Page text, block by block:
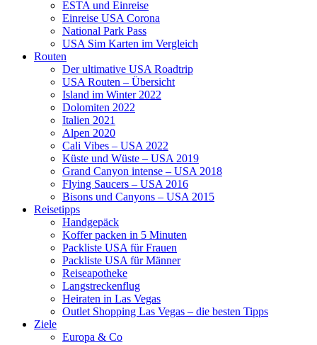
ESTA und Einreise
Einreise USA Corona
National Park Pass
USA Sim Karten im Vergleich
Routen
Der ultimative USA Roadtrip
USA Routen – Übersicht
Island im Winter 2022
Dolomiten 2022
Italien 2021
Alpen 2020
Cali Vibes – USA 2022
Küste und Wüste – USA 2019
Grand Canyon intense – USA 2018
Flying Saucers – USA 2016
Bisons und Canyons – USA 2015
Reisetipps
Handgepäck
Koffer packen in 5 Minuten
Packliste USA für Frauen
Packliste USA für Männer
Reiseapotheke
Langstreckenflug
Heiraten in Las Vegas
Outlet Shopping Las Vegas – die besten Tipps
Ziele
Europa & Co